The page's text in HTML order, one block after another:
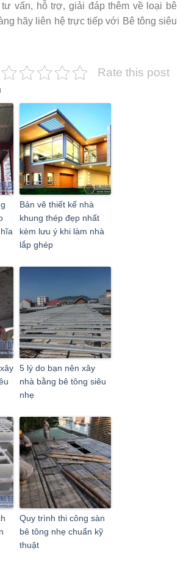
tư vấn, hỗ trợ, giải đáp thêm về loại bê
hãy liên hệ trực tiếp với Bê tông siêu
Rate this post
Bản vẽ thiết kế nhà
khung thép đẹp nhất
kèm lưu ý khi làm nhà
lắp ghép
5 lý do bạn nên xây
nhà bằng bê tông siêu
nhẹ
Quy trình thi công sàn
bê tông nhẹ chuẩn kỹ
thuật